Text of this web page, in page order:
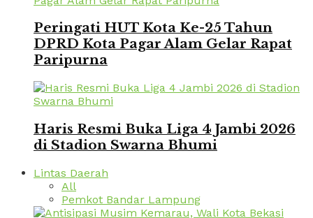
Peringati HUT Kota Ke-25 Tahun
DPRD Kota Pagar Alam Gelar Rapat
Paripurna
Haris Resmi Buka Liga 4 Jambi 2026
di Stadion Swarna Bhumi
Lintas Daerah
All
Pemkot Bandar Lampung